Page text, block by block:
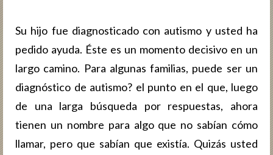
Su hijo fue diagnosticado con autismo y usted ha
pedido ayuda. Éste es un momento decisivo en un
largo camino. Para algunas familias, puede ser un
diagnóstico de autismo? el punto en el que, luego
de una larga búsqueda por respuestas, ahora
tienen un nombre para algo que no sabían cómo
llamar, pero que sabían que existía. Quizás usted